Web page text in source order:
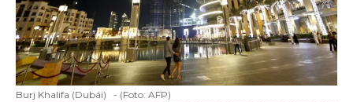
Burj Khalifa (Dubái) - (Foto: AFP)